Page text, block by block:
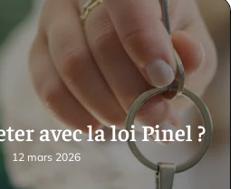
avec la loi Pinel ?
12 mars 2026